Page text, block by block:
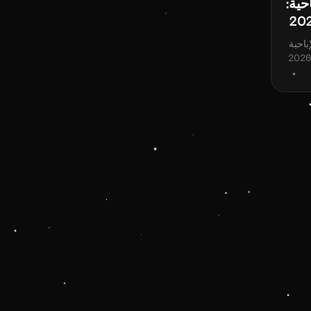
بين النساء والفتيات، مدعوماً بأبحاث عام 2026